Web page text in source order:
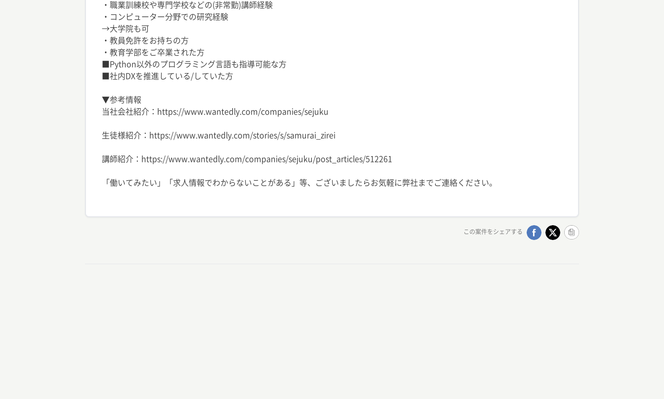
・職業訓練校や専門学校などの(非常勤)講師経験
・コンピューター分野での研究経験
→大学院も可
・教員免許をお持ちの方
・教育学部をご卒業された方
■Python以外のプログラミング言語も指導可能な方
■社内DXを推進している/していた方
▼参考情報
当社会社紹介：https://www.wantedly.com/companies/sejuku
生徒様紹介：https://www.wantedly.com/stories/s/samurai_zirei
講師紹介：https://www.wantedly.com/companies/sejuku/post_articles/512261
この案件をシェアする